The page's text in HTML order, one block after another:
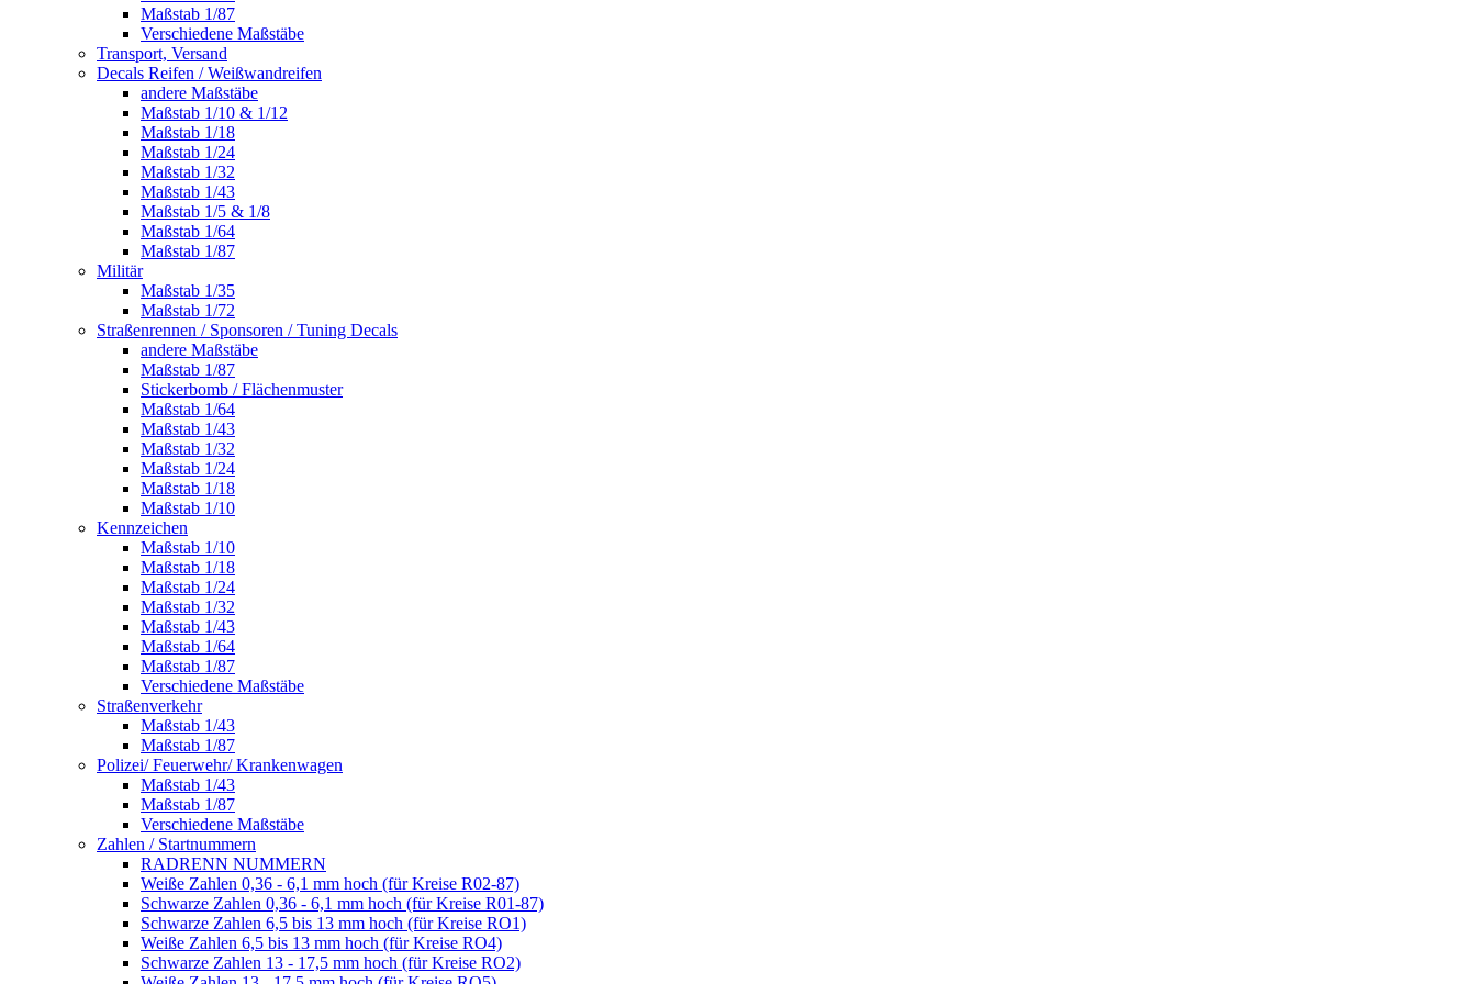
Maßstab 1/87
Verschiedene Maßstäbe
Transport, Versand
Decals Reifen / Weißwandreifen
andere Maßstäbe
Maßstab 1/10 & 1/12
Maßstab 1/18
Maßstab 1/24
Maßstab 1/32
Maßstab 1/43
Maßstab 1/5 & 1/8
Maßstab 1/64
Maßstab 1/87
Militär
Maßstab 1/35
Maßstab 1/72
Straßenrennen / Sponsoren / Tuning Decals
andere Maßstäbe
Maßstab 1/87
Stickerbomb / Flächenmuster
Maßstab 1/64
Maßstab 1/43
Maßstab 1/32
Maßstab 1/24
Maßstab 1/18
Maßstab 1/10
Kennzeichen
Maßstab 1/10
Maßstab 1/18
Maßstab 1/24
Maßstab 1/32
Maßstab 1/43
Maßstab 1/64
Maßstab 1/87
Verschiedene Maßstäbe
Straßenverkehr
Maßstab 1/43
Maßstab 1/87
Polizei/ Feuerwehr/ Krankenwagen
Maßstab 1/43
Maßstab 1/87
Verschiedene Maßstäbe
Zahlen / Startnummern
RADRENN NUMMERN
Weiße Zahlen 0,36 - 6,1 mm hoch (für Kreise R02-87)
Schwarze Zahlen 0,36 - 6,1 mm hoch (für Kreise R01-87)
Schwarze Zahlen 6,5 bis 13 mm hoch (für Kreise RO1)
Weiße Zahlen 6,5 bis 13 mm hoch (für Kreise RO4)
Schwarze Zahlen 13 - 17,5 mm hoch (für Kreise RO2)